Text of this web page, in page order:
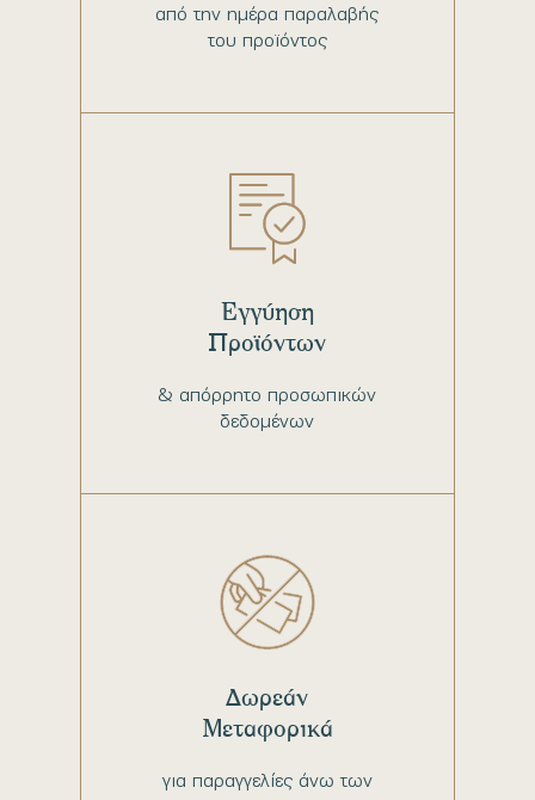
από την ημέρα παραλαβής
του προϊόντος
& απόρρητο προσωπικών
δεδομένων
Εγγύηση
Προϊόντων
για παραγγελίες άνω των
Δωρεάν
Μεταφορικά